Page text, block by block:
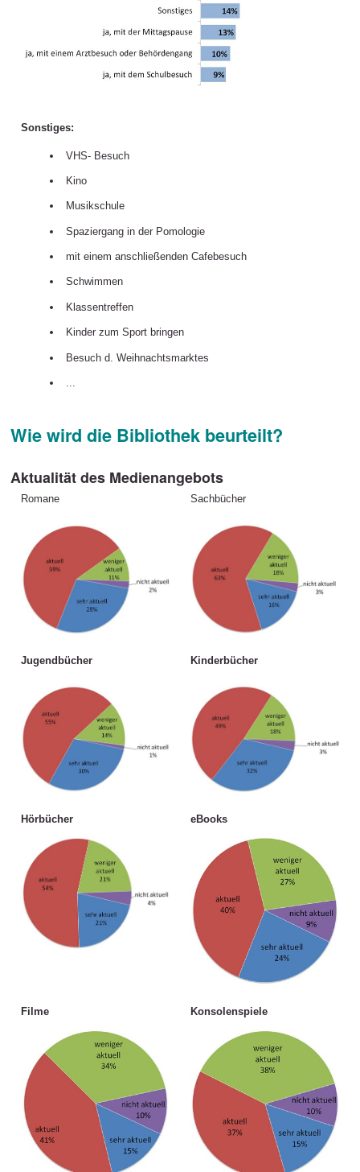
Sonstiges:
VHS- Besuch
Kino
Musikschule
Spaziergang in der Pomologie
mit einem anschließenden Cafebesuch
Schwimmen
Klassentreffen
Kinder zum Sport bringen
Besuch d. Weihnachtsmarktes
...
Wie wird die Bibliothek beurteilt?
Aktualität des Medienangebots
Romane Sachbücher
Jugendbücher Kinderbücher
Hörbücher eBooks
Filme Konsolenspiele